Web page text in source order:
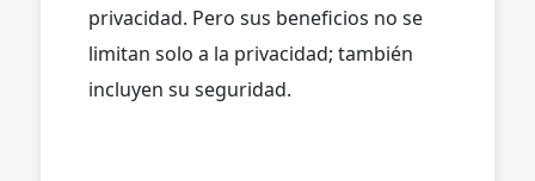
privacidad. Pero sus beneficios no se
limitan solo a la privacidad; también
incluyen su seguridad.